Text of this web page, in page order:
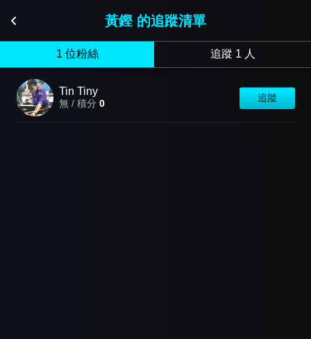
黃鏗 的追蹤清單
1 位粉絲 追蹤 1 人
Tin Tiny
無 / 積分 0
追蹤